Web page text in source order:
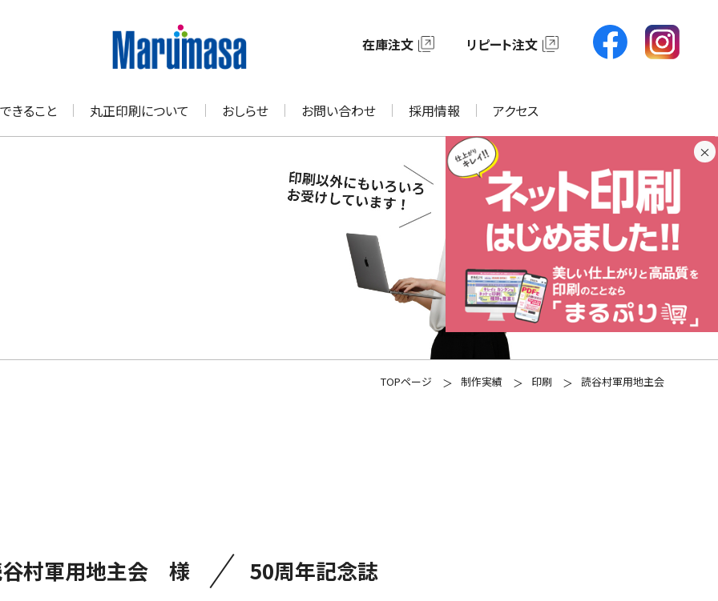
在庫注文 リピート注文
きること 丸正印刷について おしらせ お問い合わせ 採用情報 アクセス
TOPページ 制作実績 印刷 読谷村軍用地主会
村軍用地主会 様 ／ 50周年記念誌
×